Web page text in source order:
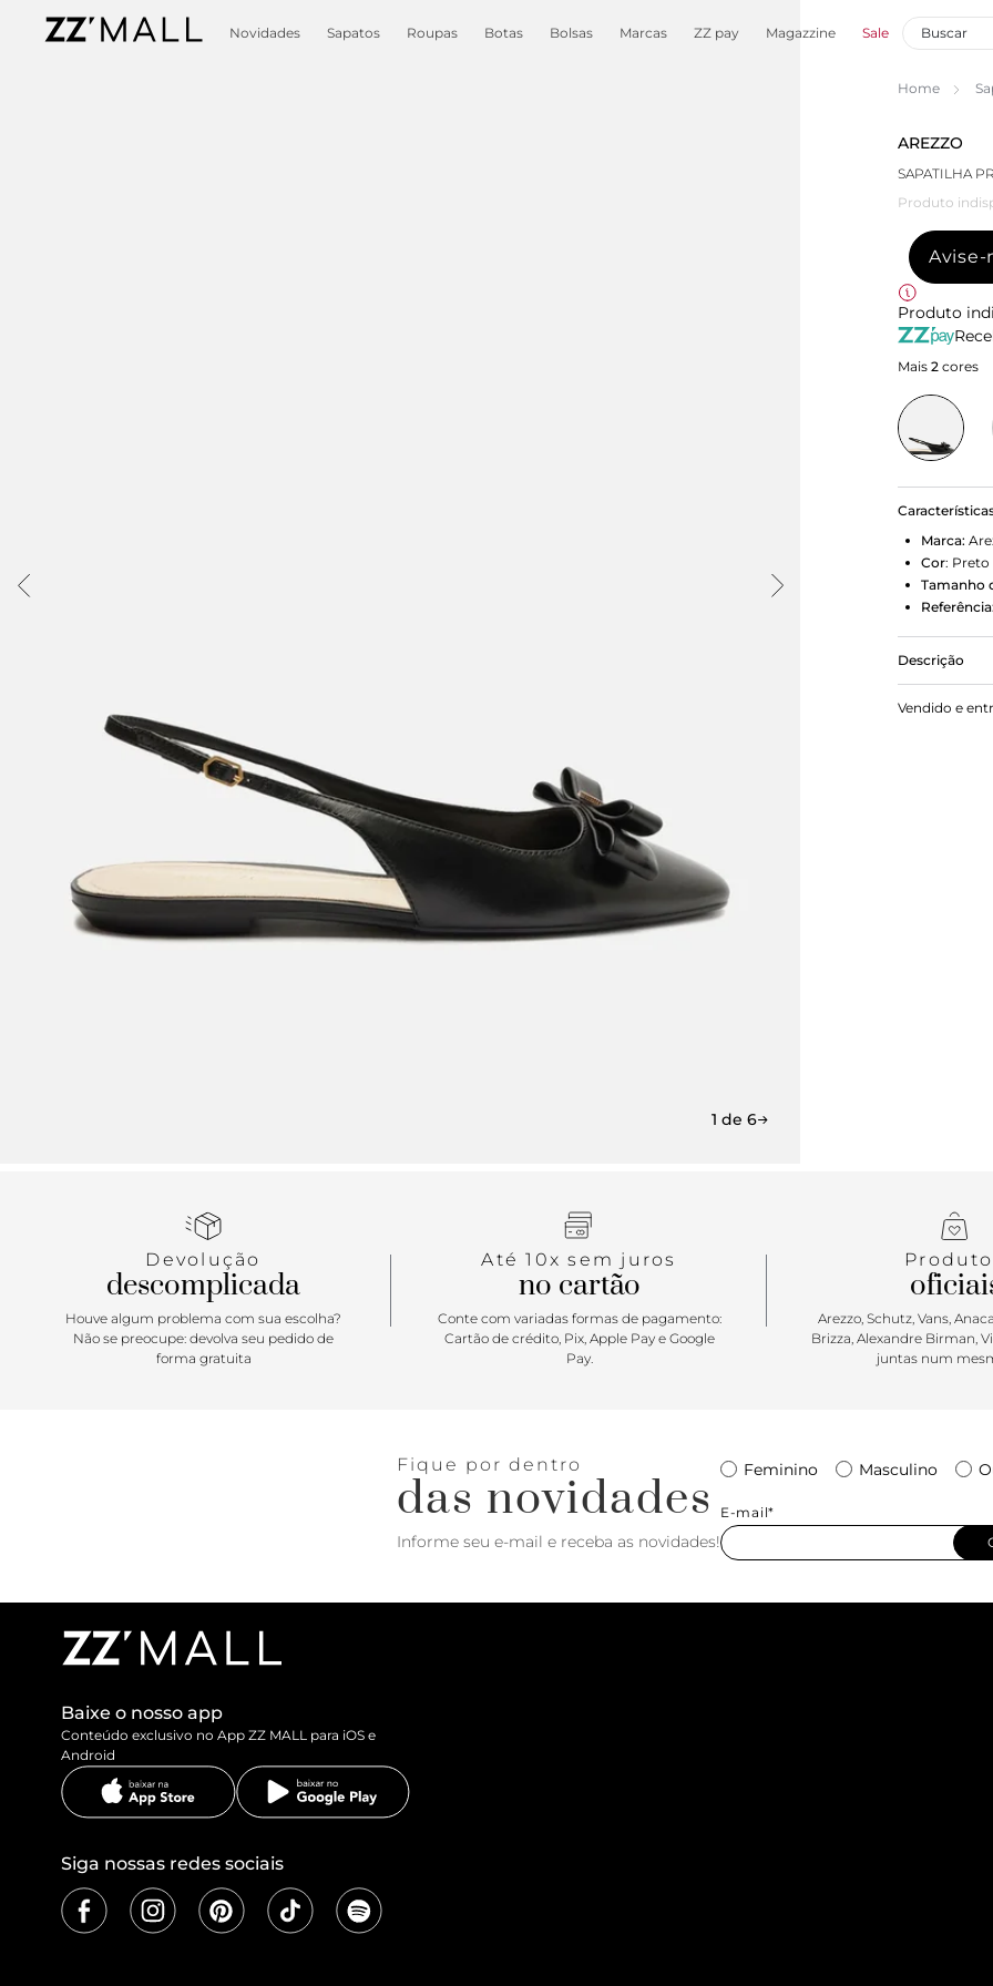
Novidades Sapatos Roupas Botas Bolsas Marcas ZZ pay Magazzine Sale
1 de 6
Home
AREZZO
SAPATILHA
Produto
Avise-
Produto
Mais 2 cores
Marca:
Cor: Preto
Tamanho
Referência:
Descrição
Sapatilha
e formato
Vendido e
Devolução
descomplicada
Houve algum problema com sua escolha?
Não se preocupe: devolva seu pedido de
forma gratuita
Até 10x sem juros
no cartão
Conte com variadas formas de pagamento:
Cartão de crédito, Pix, Apple Pay e Google
Pay.
Arezzo, Schutz, Vans,
Brizza, Alexandre Birman,
juntas num
Fique por dentro
das novidades
Informe seu e-mail e receba as novidades!
Feminino Masculino
E-mail*
Baixe o nosso app
Conteúdo exclusivo no App ZZ MALL para iOS e
Android
Siga nossas redes sociais